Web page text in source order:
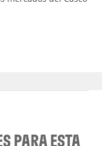
PARA ESTA